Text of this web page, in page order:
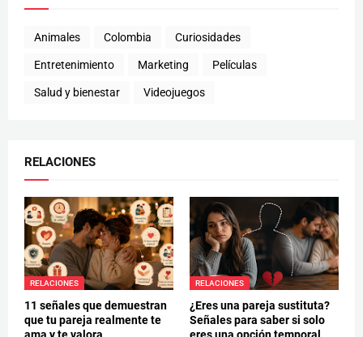
Animales Colombia Curiosidades
Entretenimiento Marketing Películas
Salud y bienestar Videojuegos
RELACIONES
RELACIONES
11 señales que demuestran
que tu pareja realmente te
RELACIONES
¿Eres una pareja sustituta?
Señales para saber si solo